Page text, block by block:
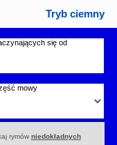
Tryb ciemny
się od
mowy
rymów niedokładnych